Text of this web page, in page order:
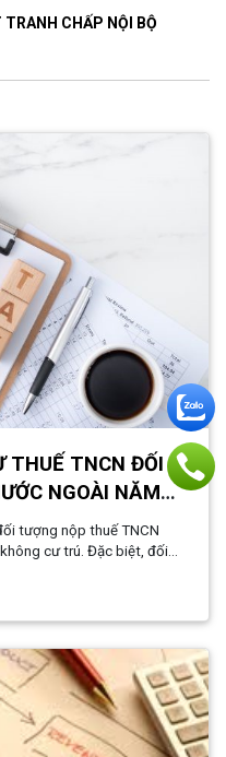
TRANH CHẤP NỘI BỘ
THUẾ TNCN ĐỐI
NGOÀI NĂM
tượng nộp thuế TNCN
cư trú. Đặc biệt, đối
để xác định nghĩa vụ thuế